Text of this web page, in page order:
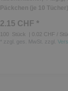
Päckchen (je 10 Tücher)
2.15 CHF *
100 Stück
| 0.02 CHF /
zzgl. ges. MwSt. zzgl.